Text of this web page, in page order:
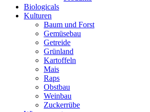
Biologicals
Kulturen
Baum und Forst
Gemüsebau
Getreide
Grünland
Kartoffeln
Mais
Raps
Obstbau
Weinbau
Zuckerrübe